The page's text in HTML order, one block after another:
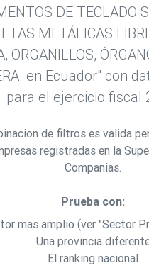
DE TECLADO
METÁLICAS
ORGANILLOS,
en Ecuador" con
para el ejercicio fiscal
de filtros es valida
registradas en la
Companias.
Prueba con:
mas amplio (ver "Sector
Una provincia
El ranking nacional